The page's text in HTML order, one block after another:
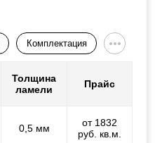
Комплектация
Толщина
ламели
Прайс
0,5 мм
от 1832
руб. кв.м.